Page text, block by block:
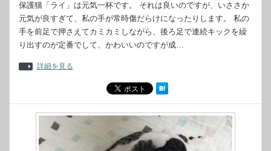
保護猫「ライ」は元気一杯です。 それは良いのですが、いささか
元気が良すぎて、私の手が常時傷だらけになったりします。 私の
手を前足で押さえてカミカミしながら、後ろ足で連続キックを繰
り出すのが定番でして、かわいいのですが成…
詳細を見る